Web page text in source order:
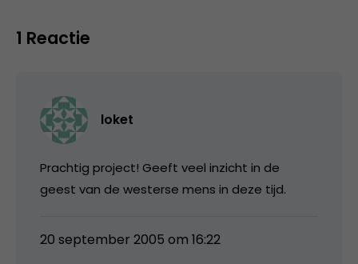
1 Reactie
loket
Prachtig project! Geeft veel inzicht in de
geest van de westerse mens in deze tijd.
20 september 2005 om 16:22